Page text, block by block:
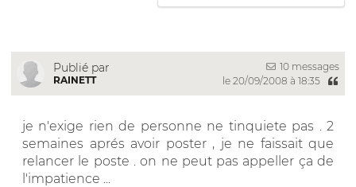
Publié par
RAINETT
10 messages
le 20/09/2008 à 18:35
je n'exige rien de personne ne tinquiete pas . 2
semaines aprés avoir poster , je ne faissait que
relancer le poste . on ne peut pas appeller ça de
l'impatience ...